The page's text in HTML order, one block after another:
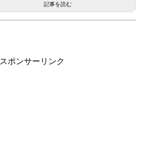
記事を読む
スポンサーリンク